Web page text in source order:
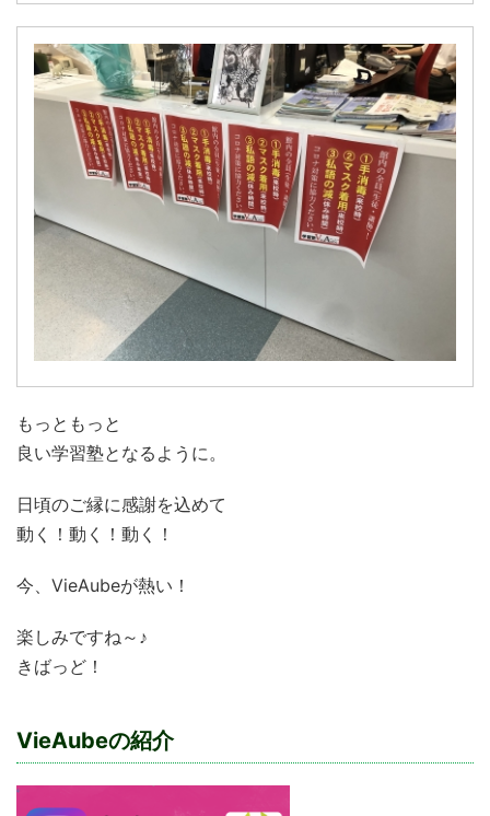
もっともっと
良い学習塾となるように。
日頃のご縁に感謝を込めて
動く！動く！動く！
今、VieAubeが熱い！
楽しみですね～♪
きばっど！
VieAubeの紹介